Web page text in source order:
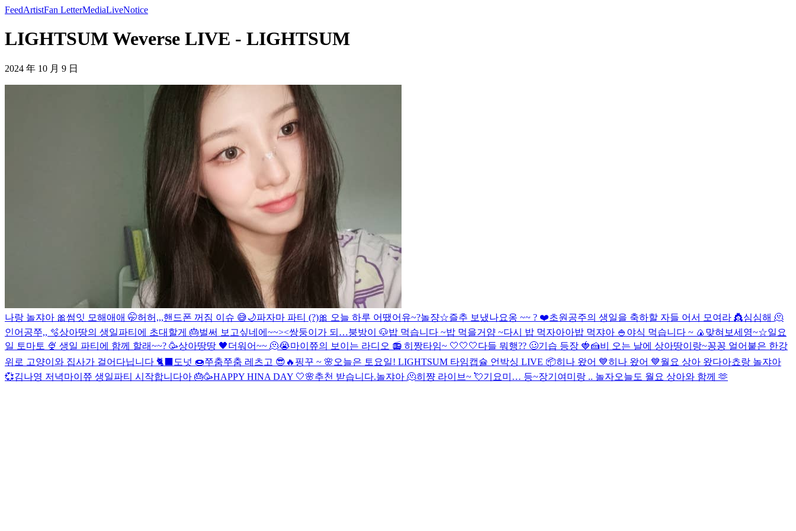
FeedArtistFan LetterMediaLiveNotice
LIGHTSUM Weverse LIVE - LIGHTSUM
2024 年 10 月 9 日
나랑 놀쟈아 🎀썸잇 모해애애 🤭허허,,,핸드폰 꺼짐 이슈 😅🌙파자마 파티 (?)🎀 오늘 하루 어땠어유~?놀쟝☆즐추 보냈나요옹 ~~ ? ❤️초원공주의 생일을 축하할 자들 어서 모여라 👸심심해 🫠
인어공쭈,, 🫧상아땅의 생일파티에 초대할게 🎂벌써 보고싶네에~~><쌍둥이가 되…붕방이 🐶밥 먹습니다 ~밥 먹을거얌 ~다시 밥 먹자아아밥 먹쟈아 🍚 야식 먹습니다 ~ 🍙 맞혀보세영~☆일요
일 토마토 🍨 생일 파티에 함께 할래~~? 🥳상아땅땅 🖤더워어~~ 🫠😭마이쮸의 보이는 라디오 📻 히짱타임~ 🤍🤍🤍다들 뭐행?? 🥴기습 등장 🍓🍰비 오는 날에 상아땅이랑~꽁꽁 얼어붙은 한강
위로 고양이와 집사가 걸어다닙니다 🐈‍⬛️
도넛 🍩쭈춤쭈춤 레츠고 😎🔥 핑꾸 ~ 🌸 오늘은 토요일! LIGHTSUM 타임캡슐 언박싱 LIVE 📦히나 왔어 💙히나 왔어 💙월요 상아 왔다아쵸랑 놀쟈아
💞김나영 저녁마이쮸 생일파티 시작합니다아 🎂🥳HAPPY HINA DAY 🤍🌸추천 받습니다.놀쟈아 🫠히쨩 라이브~ 💘기요미… 등~장기여미랑 .. 놀자오늘도 월요 상아와 함께 🫶